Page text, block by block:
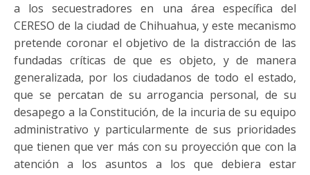
a los secuestradores en una área específica del
CERESO de la ciudad de Chihuahua, y este mecanismo
pretende coronar el objetivo de la distracción de las
fundadas críticas de que es objeto, y de manera
generalizada, por los ciudadanos de todo el estado,
que se percatan de su arrogancia personal, de su
desapego a la Constitución, de la incuria de su equipo
administrativo y particularmente de sus prioridades
que tienen que ver más con su proyección que con la
atención a los asuntos a los que debiera estar